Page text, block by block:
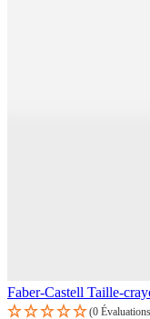
Faber-Castell Taille-
(0